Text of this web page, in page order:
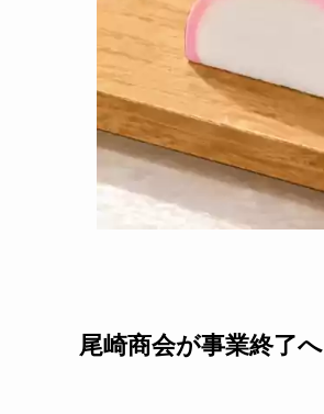
尾崎商会が事業終了へ